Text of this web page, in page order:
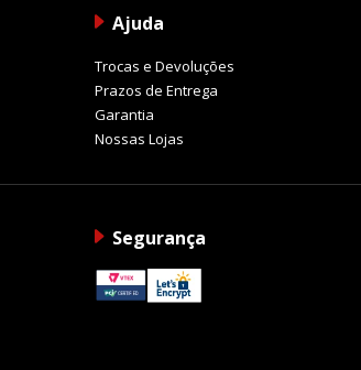
Ajuda
Trocas e Devoluções
Prazos de Entrega
Garantia
Nossas Lojas
Segurança